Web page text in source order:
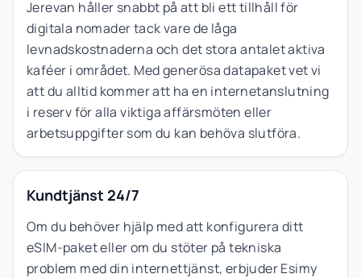
Jerevan håller snabbt på att bli ett tillhåll för
digitala nomader tack vare de låga
levnadskostnaderna och det stora antalet aktiva
kaféer i området. Med generösa datapaket vet vi
att du alltid kommer att ha en internetanslutning
i reserv för alla viktiga affärsmöten eller
arbetsuppgifter som du kan behöva slutföra.
Kundtjänst 24/7
Om du behöver hjälp med att konfigurera ditt
eSIM-paket eller om du stöter på tekniska
problem med din internettjänst, erbjuder Esimy